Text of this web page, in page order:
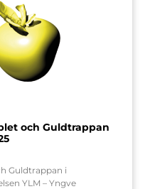
och Guldtrappan
Guldtrappan i
YLM – Yngve